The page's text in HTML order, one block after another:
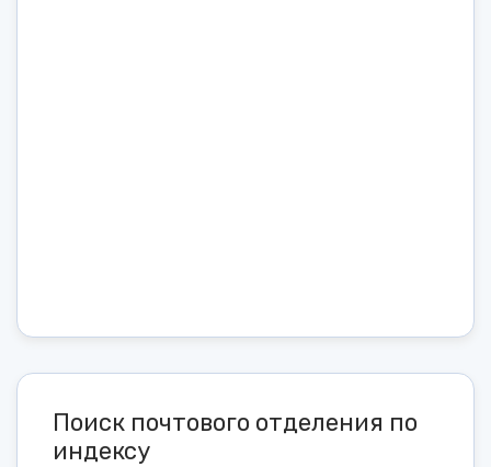
Поиск почтового отделения по
индексу